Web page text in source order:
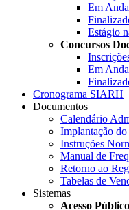
Em
Estágio
Concursos
Em
Cronograma SIARH
Documentos
Calendário
Implantação
Instruções
Manual de
Retorno ao
Tabelas de
Sistemas
Acesso Público